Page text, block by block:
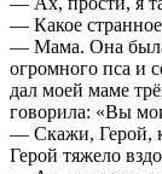
— Какое странное
— Мама. Она была
огромного пса и
дал моей маме
говорила: «Вы
— Скажи, Герой,
Герой тяжело